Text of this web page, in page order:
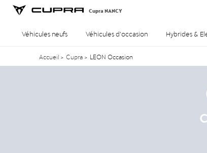
Cupra NANCY
Véhicules neufs Véhicules d’occasion Hybrides &
Accueil > Cupra > LEON Occasion